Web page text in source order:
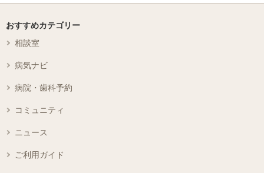
おすすめカテゴリー
相談室
病気ナビ
病院・歯科予約
コミュニティ
ニュース
ご利用ガイド